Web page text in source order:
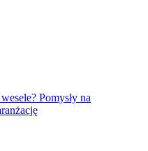
Pomysły na